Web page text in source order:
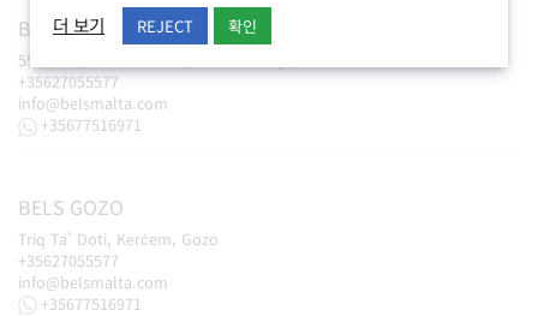
BELSMALTA &BELS JUNIORS
550 West, St.Paul's Str, St.Paul's Bay, Malta
+35627055577
info@belsmalta.com
+35677516971
BELS GOZO
Triq Ta' Doti, Kerċem, Gozo
+35627055577
info@belsmalta.com
+35677516971
더 보기 REJECT 확인